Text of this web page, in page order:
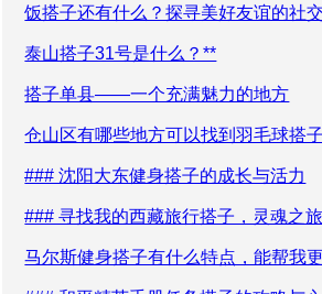
饭搭子还有什么？探寻美好友谊的社
泰山搭子31号是什么？**
搭子单县——一个充满魅力的地方
仓山区有哪些地方可以找到羽毛球搭
### 沈阳大东健身搭子的成长与活力
### 寻找我的西藏旅行搭子，灵魂之
马尔斯健身搭子有什么特点，能帮我